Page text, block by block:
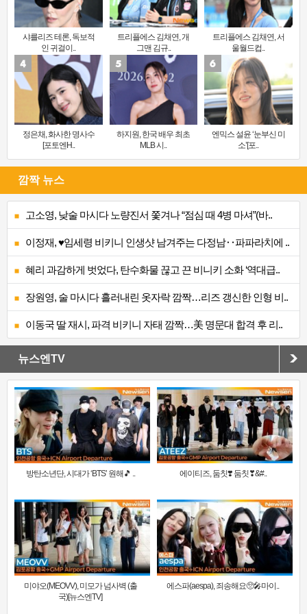
샤를리즈 테론, 독보적
인 귀걸이..
트리플에스 김채연, 개
그맨 김규..
트리플에스 김채연, 서
울월드컵..
정은채, 화사한 명사수
[포토엔H..
하지원, 한국 배우 최초
MLB 시..
엔믹스 설윤 ‘눈부신 미
소’[포..
깜짝 뉴스
고소영, 낮술 마시다 노량진서 쫓겨나 “점심 때 4병 마셔”(바..
이정재, ♥임세령 비키니 인생샷 남겨주는 다정남‥파파라치에 ..
혜리 과감하게 벗었다, 탄수화물 끊고 끈 비니키 소화 ‘역대급..
장원영, 술 마시다 흘러내린 옷자락 깜짝…리즈 갱신한 인형 비..
이동국 딸 재시, 파격 비키니 자태 깜짝…美 명문대 합격 후 리..
뉴스엔TV
방탄소년단, 시대가 ‘BTS’ 원해🎵 .. 에이티즈, 둠칫❣️ 둠칫❣&#..
미야오(MEOVV), 미모가 넘사벽 (출
국)[뉴스엔TV]
에스파(aespa), 죄송해요🥺🎤마이..